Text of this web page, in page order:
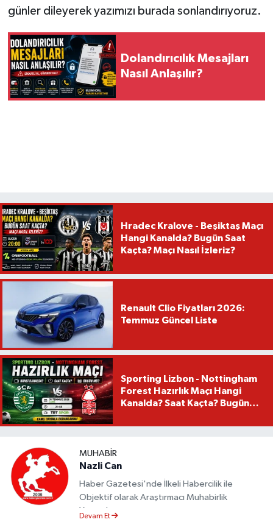
günler dileyerek yazımızı burada sonlandırıyoruz.
Dolandırıcılık Mesajları
Nasıl Anlaşılır?
Hradec Kralove - Beşiktaş Maçı
Hangi Kanalda? Bugün Saat
Kaçta? Maçı Nasıl İzleriz?
Renault Clio Fiyatları 2026:
Temmuz Güncel Liste
Sporting Lizbon - Nottingham
Forest Hazırlık Maçı Hangi
Kanalda? Saat Kaçta? Bugün
MUHABIR
Nazli Can
Haber Gazetesi'nde İlkeli Habercilik ile
Objektif olarak Araştırmacı Muhabirlik
Yapmaktayım.
Devam Et